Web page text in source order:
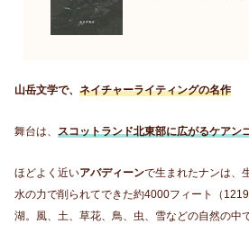
山岳文学で、 ネイチャーライティングの名作
舞台は、 スコットランド北東部に広がるケアン
ほどよく近いアバディーンで生まれたナンは、
水の力で削られてできた約4000フィート（
湖。風、土、草花、鳥、虫、雪などの自然の中